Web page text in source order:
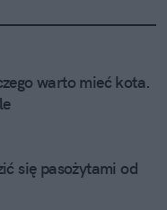
warto mieć kota.
się pasożytami od